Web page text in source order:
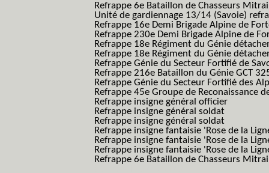
Refrappe 6e Bataillon de Chasseurs
Unité de gardiennage 13/14 (Savoie)
Refrappe 16e Demi Brigade Alpine de
Refrappe 230e Demi Brigade Alpine de
Refrappe 18e Régiment du Génie
Refrappe 18e Régiment du Génie
Refrappe Génie du Secteur Fortifié de
Refrappe 216e Bataillon du Génie GCT
Refrappe Génie du Secteur Fortifié des
Refrappe 45e Groupe de Reconaissance
Refrappe insigne général officier
Refrappe insigne général soldat
Refrappe insigne général soldat
Refrappe insigne fantaisie 'Rose de la
Refrappe insigne fantaisie 'Rose de la
Refrappe insigne fantaisie 'Rose de la
Refrappe 6e Bataillon de Chasseurs